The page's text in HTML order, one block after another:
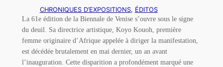
CHRONIQUES D’EXPOSITIONS, ÉDITOS
La 61e édition de la Biennale de Venise s’ouvre sous le signe
du deuil. Sa directrice artistique, Koyo Kouoh, première
femme originaire d’Afrique appelée à diriger la manifestation,
est décédée brutalement en mai dernier, un an avant
l’inauguration. Cette disparition a profondément marqué une